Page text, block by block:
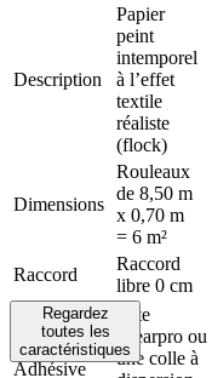
Description
Papier
peint
intemporel
à l’effet
textile
réaliste
(flock)
Dimensions
Rouleaux
de 8,50 m
x 0,70 m
= 6 m²
Raccord
Raccord
libre 0 cm
Adhésive
Arte
Clearpro ou
une colle à
Regardez
toutes les
caractéristiques